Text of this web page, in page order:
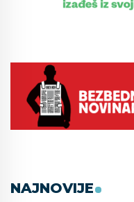
NAJNOVIJE